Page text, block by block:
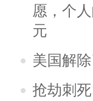
愿，个
元
美国解
抢劫刺